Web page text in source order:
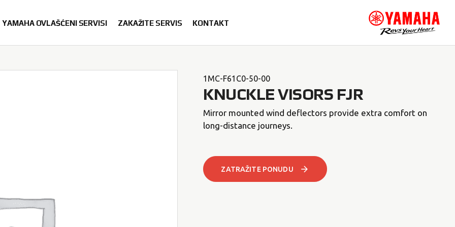
YAMAHA OVLAŠĆENI SERVISI ZAKAŽITE SERVIS KONTAKT
1MC-F61C0-50-00
KNUCKLE VISORS FJR
Mirror mounted wind deflectors provide extra comfort on
long-distance journeys.
ZATRAŽITE PONUDU